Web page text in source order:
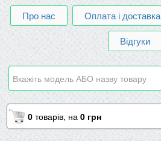
Про нас Оплата і доставка
Відгуки
0 товарів, на 0 грн